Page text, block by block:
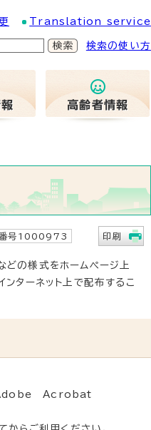
Translation service
検索の使い方
番号1000973 印刷
どの様式をホームページ上
ンターネット上で配布するこ
るAdobe Acrobat